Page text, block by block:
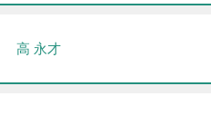
高 永才